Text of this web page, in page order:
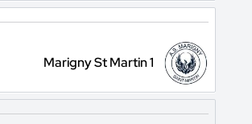
Marigny St Martin 1